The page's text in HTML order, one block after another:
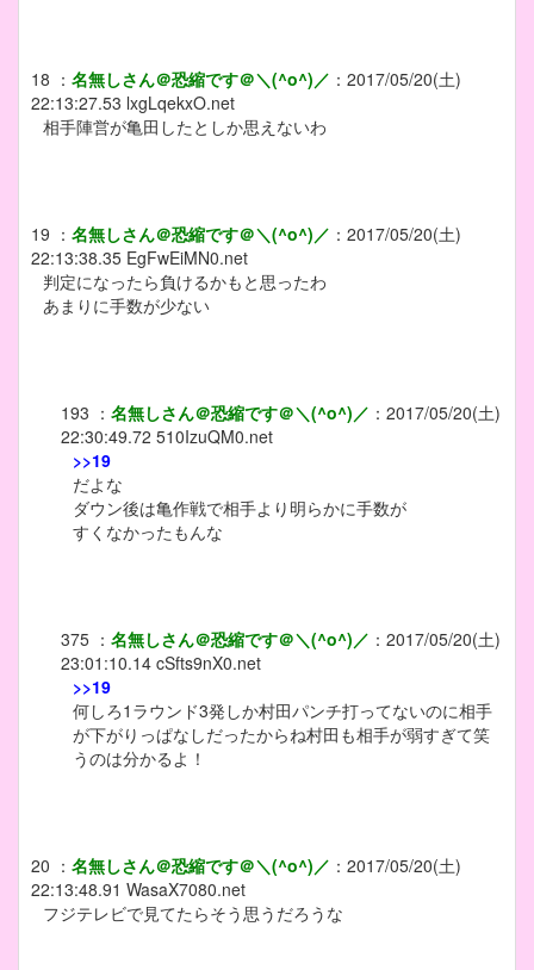
18 ： 名無しさん＠恐縮です＠＼(^o^)／ ： 2017/05/20(土)
22:13:27.53 lxgLqekxO.net
相手陣営が亀田したとしか思えないわ
19 ： 名無しさん＠恐縮です＠＼(^o^)／ ： 2017/05/20(土)
22:13:38.35 EgFwEiMN0.net
判定になったら負けるかもと思ったわ
あまりに手数が少ない
193 ： 名無しさん＠恐縮です＠＼(^o^)／ ： 2017/05/20(土)
22:30:49.72 510IzuQM0.net
>>19
だよな
ダウン後は亀作戦で相手より明らかに手数が
すくなかったもんな
375 ： 名無しさん＠恐縮です＠＼(^o^)／ ： 2017/05/20(土)
23:01:10.14 cSfts9nX0.net
>>19
何しろ1ラウンド3発しか村田パンチ打ってないのに相手
が下がりっぱなしだったからね村田も相手が弱すぎて笑
うのは分かるよ！
20 ： 名無しさん＠恐縮です＠＼(^o^)／ ： 2017/05/20(土)
22:13:48.91 WasaX7080.net
フジテレビで見てたらそう思うだろうな